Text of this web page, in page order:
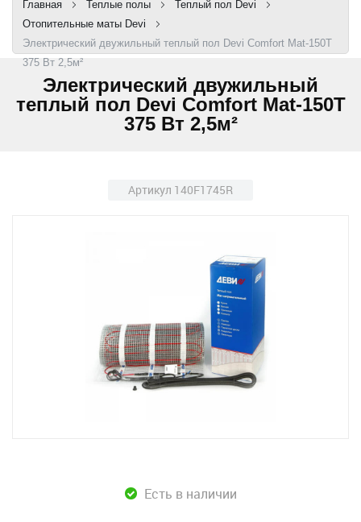
Главная Теплые полы
Теплый пол Devi
Отопительные маты Devi
Электрический двужильный теплый пол Devi Comfort Mat-150T
375 Вт 2,5м²
Электрический двужильный
теплый пол Devi Comfort Mat-150T
375 Вт 2,5м²
Артикул 140F1745R
Есть в наличии